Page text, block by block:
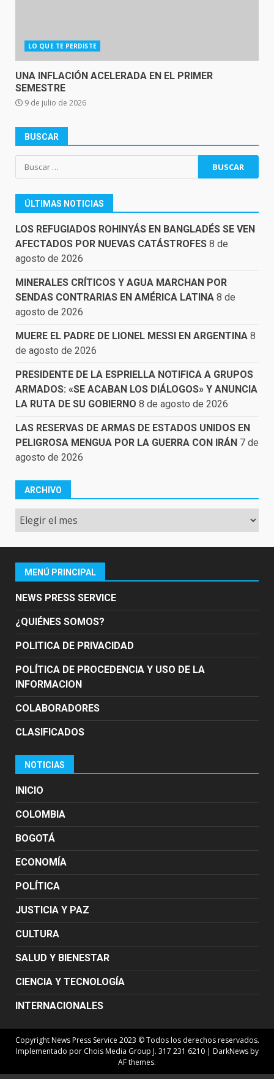
LO QUE TE PERDISTE
UNA INFLACIÓN ACELERADA EN EL PRIMER
SEMESTRE
9 de julio de 2026
BUSCAR
Buscar:
ÚLTIMAS NOTICIAS
LOS REFUGIADOS ROHINYÁS EN BANGLADÉS SE VEN
AFECTADOS POR NUEVAS CATÁSTROFES 8 de
agosto de 2026
MINERALES CRÍTICOS Y AGUA MARCHAN POR
SENDAS CONTRARIAS EN AMÉRICA LATINA 8 de
agosto de 2026
MUERE EL PADRE DE LIONEL MESSI EN ARGENTINA 8
de agosto de 2026
PRESIDENTE DE LA ESPRIELLA NOTIFICA A GRUPOS
ARMADOS: «SE ACABAN LOS DIÁLOGOS» Y ANUNCIA
LA RUTA DE SU GOBIERNO 8 de agosto de 2026
LAS RESERVAS DE ARMAS DE ESTADOS UNIDOS EN
PELIGROSA MENGUA POR LA GUERRA CON IRÁN 7 de
agosto de 2026
ARCHIVO
Archivo
MENÚ PRINCIPAL
NEWS PRESS SERVICE
¿QUIÉNES SOMOS?
POLITICA DE PRIVACIDAD
POLÍTICA DE PROCEDENCIA Y USO DE LA
INFORMACION
COLABORADORES
CLASIFICADOS
NOTICIAS
INICIO
COLOMBIA
BOGOTÁ
ECONOMÍA
POLÍTICA
JUSTICIA Y PAZ
CULTURA
SALUD Y BIENESTAR
CIENCIA Y TECNOLOGÍA
INTERNACIONALES
Copyright News Press Service 2023 © Todos los derechos reservados.
Implementado por Chois Media Group J. 317 231 6210 | DarkNewsby
AF themes.